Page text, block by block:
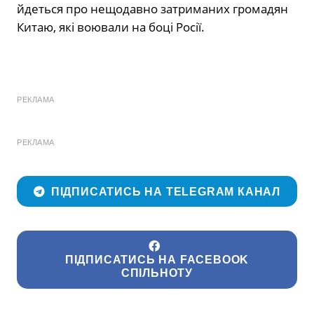
йдеться про нещодавно затриманих громадян
Китаю, які воювали на боці Росії.
РЕКЛАМА
РЕКЛАМА
ПІДПИСАТИСЬ НА TELEGRAM КАНАЛ
ПІДПИСАТИСЬ НА FACEBOOK
СПІЛЬНОТУ